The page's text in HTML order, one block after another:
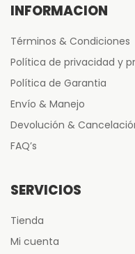
INFORMACIÓN
Términos & Condiciones
Política de privacidad y
Política de Garantia
Envío & Manejo
Devolución &
FAQ’s
SERVICIOS
Tienda
Mi cuenta